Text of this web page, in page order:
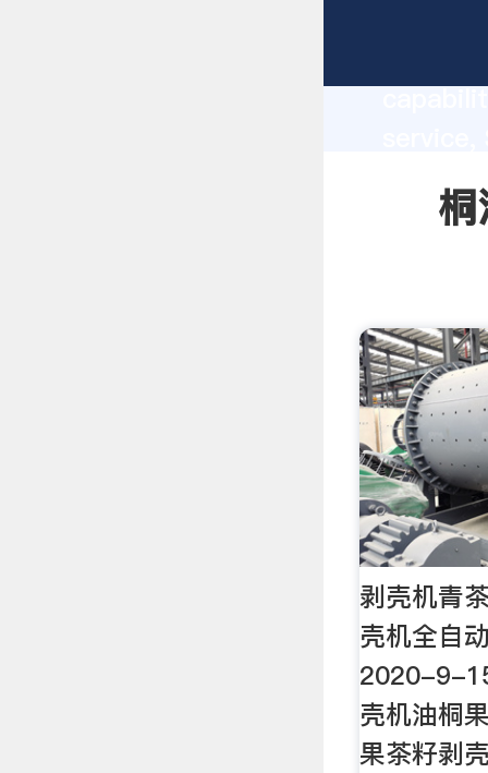
剥壳机青
壳机全自
2020-9-
壳机油桐
果茶籽剥